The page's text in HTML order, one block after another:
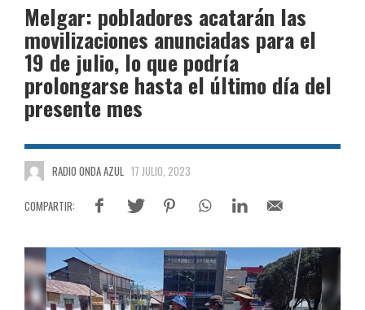
Melgar: pobladores acatarán las
movilizaciones anunciadas para el
19 de julio, lo que podría
prolongarse hasta el último día del
presente mes
RADIO ONDA AZUL 17 JULIO, 2023